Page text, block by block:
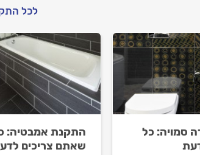
לכל
סמויה: כל
התקנת אמבטיה:
שאתם צריכים